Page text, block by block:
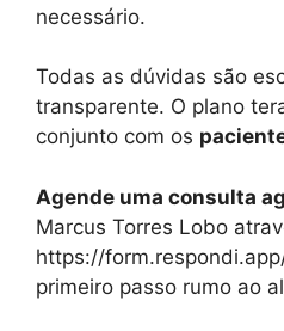
necessário.
Todas as dúvidas são
transparente. O plano
conjunto com os
Agende uma consulta
Marcus Torres Lobo
https://
primeiro passo rumo ao